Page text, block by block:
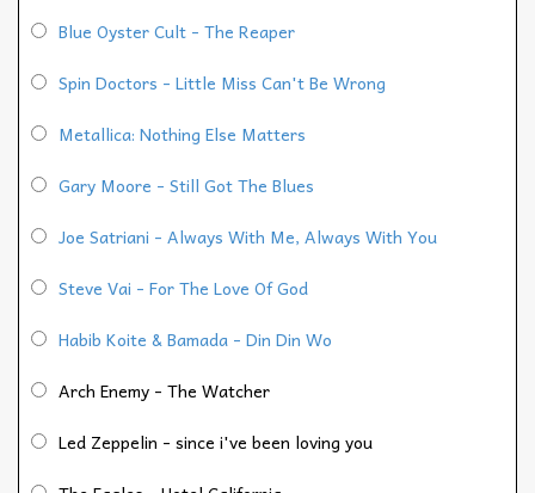
Blue Oyster Cult - The Reaper
Spin Doctors - Little Miss Can't Be Wrong
Metallica: Nothing Else Matters
Gary Moore - Still Got The Blues
Joe Satriani - Always With Me, Always With You
Steve Vai - For The Love Of God
Habib Koite & Bamada - Din Din Wo
Arch Enemy - The Watcher
Led Zeppelin - since i've been loving you